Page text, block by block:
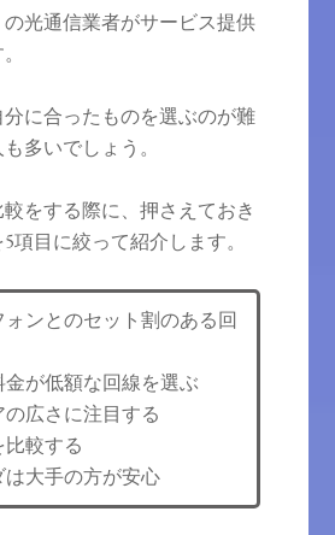
光通信業者がサービス提供
に合ったものを選ぶのが難
多いでしょう。
をする際に、押さえておき
項目に絞って紹介します。
ンとのセット割のある回
が低額な回線を選ぶ
広さに注目する
較する
は大手の方が安心